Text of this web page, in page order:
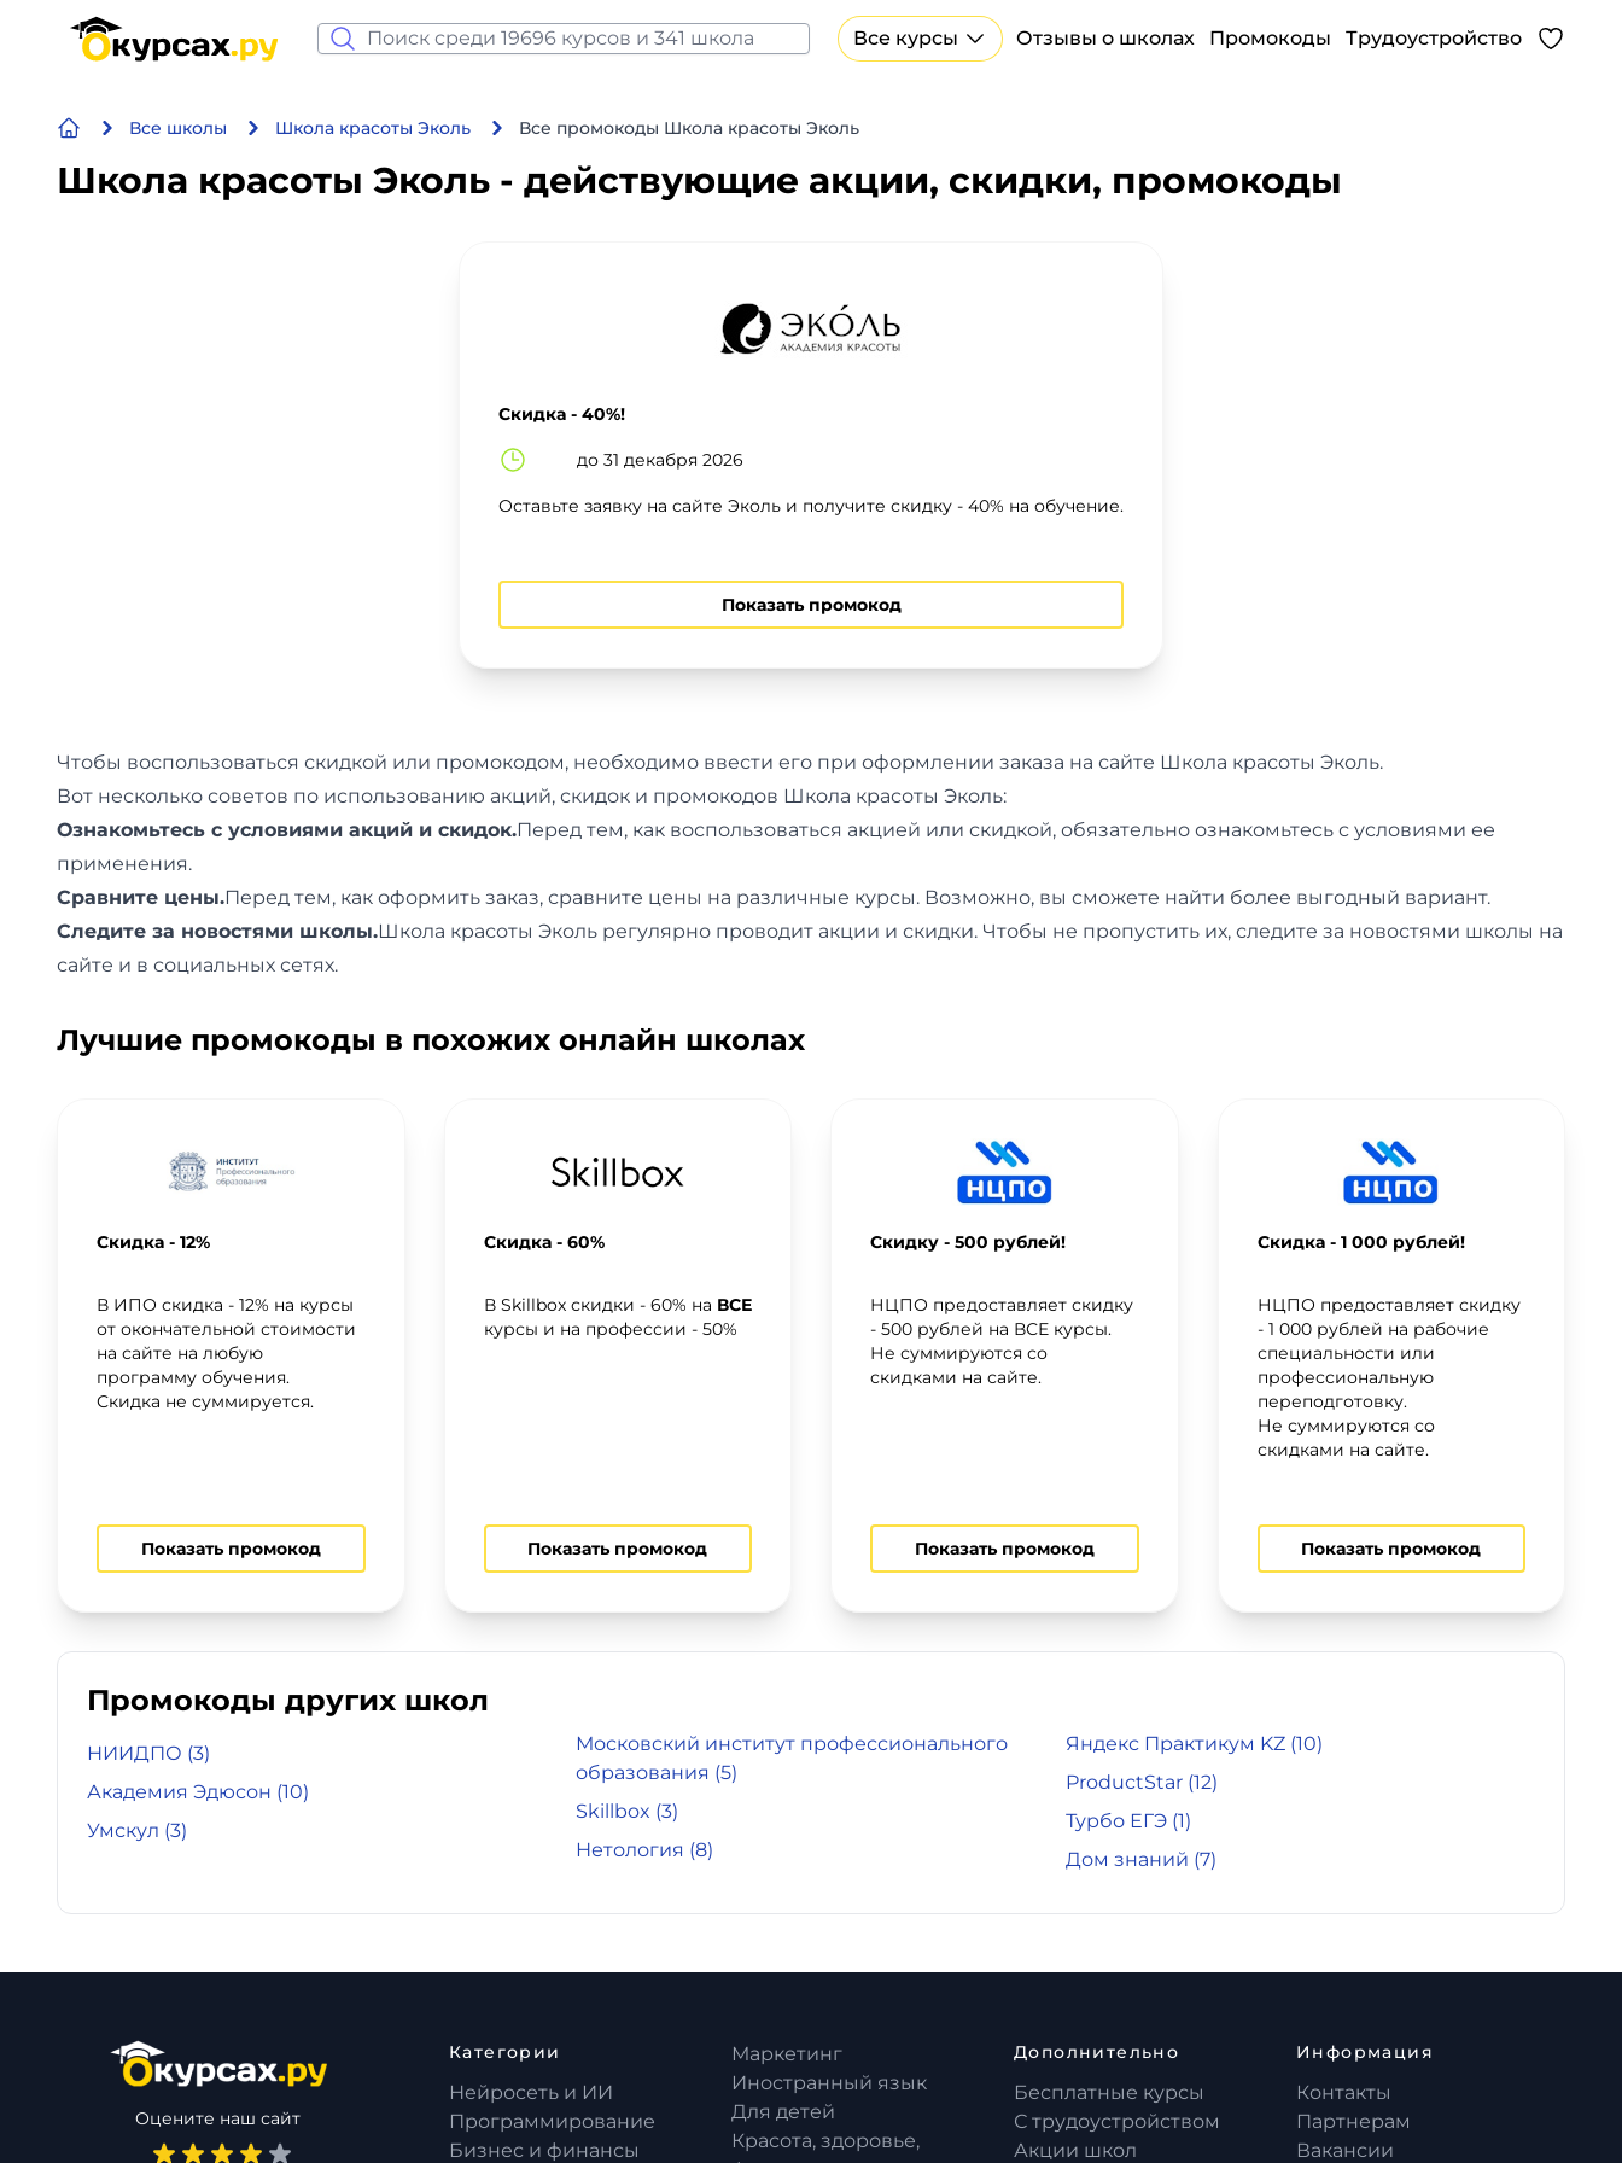
Все курсы Отзывы о школах Промокоды Трудоустройство
Все школы Школа красоты Эколь Все промокоды Школа красоты Эколь
Школа красоты Эколь - действующие акции, скидки, промокоды
Скидка - 40%!
до 31 декабря 2026
Оставьте заявку на сайте Эколь и получите скидку - 40% на обучение.
Показать промокод
Чтобы воспользоваться скидкой или промокодом, необходимо ввести его при оформлении заказа на сайте Школа красоты Эколь.
Вот несколько советов по использованию акций, скидок и промокодов Школа красоты Эколь:
Ознакомьтесь с условиями акций и скидок.Перед тем, как воспользоваться акцией или скидкой, обязательно ознакомьтесь с условиями ее
применения.
Сравните цены.Перед тем, как оформить заказ, сравните цены на различные курсы. Возможно, вы сможете найти более выгодный вариант.
Следите за новостями школы.Школа красоты Эколь регулярно проводит акции и скидки. Чтобы не пропустить их, следите за новостями школы на
сайте и в социальных сетях.
Лучшие промокоды в похожих онлайн школах
Скидка - 12%
В ИПО скидка - 12% на курсы
от окончательной стоимости
на сайте на любую
программу обучения.
Скидка не суммируется.
Показать промокод
Скидка - 60%
В Skillbox скидки - 60% на ВСЕ
курсы и на профессии - 50%
Показать промокод
Скидку - 500 рублей!
НЦПО предоставляет скидку
- 500 рублей на ВСЕ курсы.
Не суммируются со
скидками на сайте.
Показать промокод
Скидка - 1 000 рублей!
НЦПО предоставляет скидку
- 1 000 рублей на рабочие
специальности или
профессиональную
переподготовку.
Не суммируются со
скидками на сайте.
Показать промокод
Промокоды других школ
НИИДПО (3)
Академия Эдюсон (10)
Умскул (3)
Московский институт профессионального
образования (5)
Skillbox (3)
Нетология (8)
Яндекс Практикум KZ (10)
ProductStar (12)
Турбо ЕГЭ (1)
Дом знаний (7)
Программирование
Бизнес и финансы
Прочее
Репетиторы
Тесты на профориентацию
Курсы по нейросетям
Бесплатно
Оцените наш сайт
Категории
Нейросеть и ИИ
Программирование
Бизнес и финансы
Маркетинг
Иностранный язык
Для детей
Красота, здоровье,
Дополнительно
Бесплатные курсы
С трудоустройством
Акции школ
Информация
Контакты
Партнерам
Вакансии